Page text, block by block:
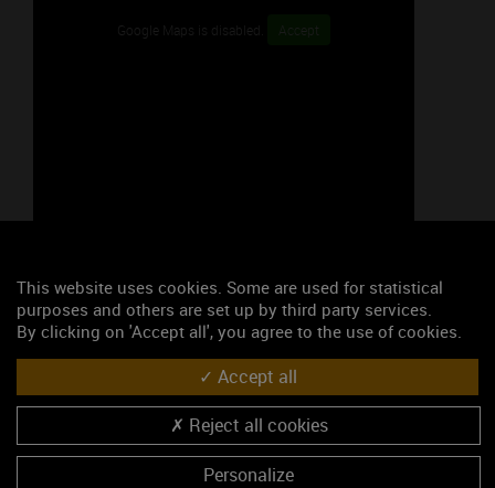
Google Maps is disabled. Accept
Les événements du mois
Afterwork "Rencontrez-vins"
L'appellation Mercurey fête ses 100 ans ! Dîner de gala "4 mains, 5
L'appellation Mercurey fête ses 100 ans ! Conférence historique.
This website uses cookies. Some are used for statistical
purposes and others are set up by third party services.
By clicking on 'Accept all', you agree to the use of cookies.
Accept all
Reject all cookies
Personalize